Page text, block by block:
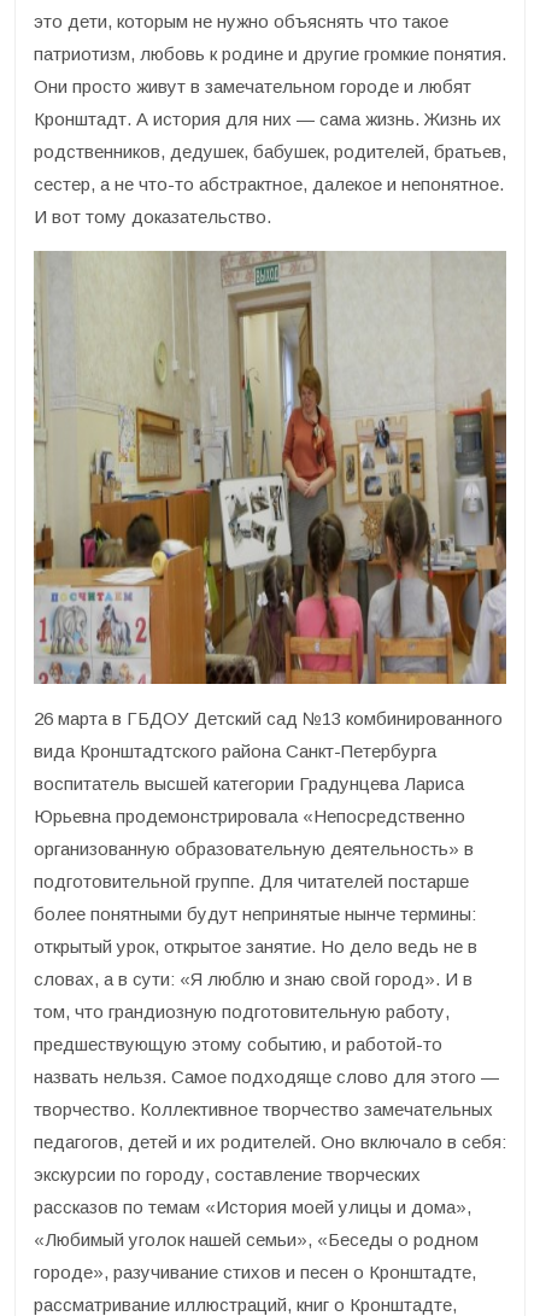
это дети, которым не нужно объяснять что такое
патриотизм, любовь к родине и другие громкие понятия.
Они просто живут в замечательном городе и любят
Кронштадт. А история для них — сама жизнь. Жизнь их
родственников, дедушек, бабушек, родителей, братьев,
сестер, а не что-то абстрактное, далекое и непонятное.
И вот тому доказательство.
26 марта в ГБДОУ Детский сад №13 комбинированного
вида Кронштадтского района Санкт-Петербурга
воспитатель высшей категории Градунцева Лариса
Юрьевна продемонстрировала «Непосредственно
организованную образовательную деятельность» в
подготовительной группе. Для читателей постарше
более понятными будут непринятые нынче термины:
открытый урок, открытое занятие. Но дело ведь не в
словах, а в сути: «Я люблю и знаю свой город». И в
том, что грандиозную подготовительную работу,
предшествующую этому событию, и работой-то
назвать нельзя. Самое подходяще слово для этого —
творчество. Коллективное творчество замечательных
педагогов, детей и их родителей. Оно включало в себя:
экскурсии по городу, составление творческих
рассказов по темам «История моей улицы и дома»,
«Любимый уголок нашей семьи», «Беседы о родном
городе», разучивание стихов и песен о Кронштадте,
рассматривание иллюстраций, книг о Кронштадте,